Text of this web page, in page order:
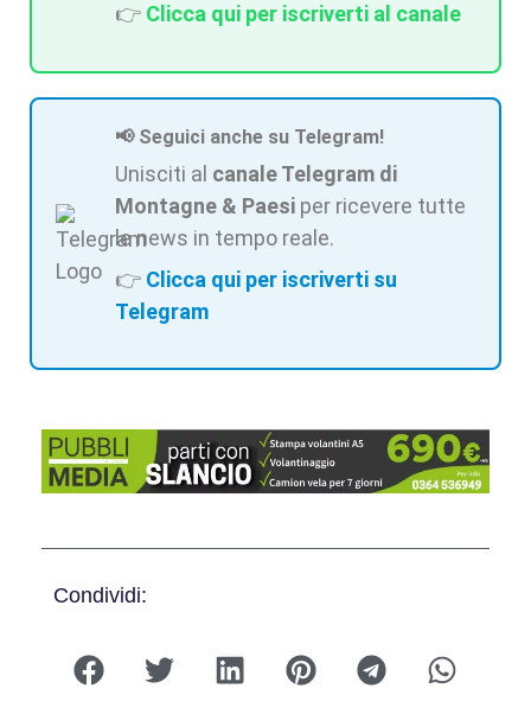
👉 Clicca qui per iscriverti al canale
📢 Seguici anche su Telegram!
Unisciti al canale Telegram di
Montagne & Paesi per ricevere tutte
le news in tempo reale.
👉 Clicca qui per iscriverti su
Telegram
Condividi: